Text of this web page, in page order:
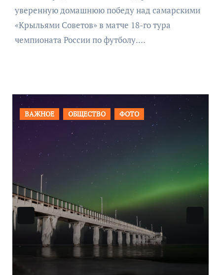
уверенную домашнюю победу над самарскими
«Крыльями Советов» в матче 18-го тура
чемпионата России по футболу.…
ФОТО ВАЖНОЕ ОБЩЕСТВО